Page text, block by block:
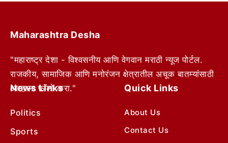
Maharashtra Desha
"महाराष्ट्र देशा - विश्वसनीय आणि वेगवान मराठी न्यूज पोर्टल.
राजकीय, सामाजिक आणि मनोरंजन क्षेत्रातील अचूक बातम्यांसाठी
आम्हाला फॉलो करा."
News Links
Politics
Sports
Quick Links
About Us
Contact Us